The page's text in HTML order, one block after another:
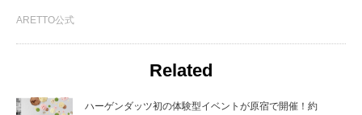
ARETTO公式
Related
ハーゲンダッツ初の体験型イベントが原宿で開催！約